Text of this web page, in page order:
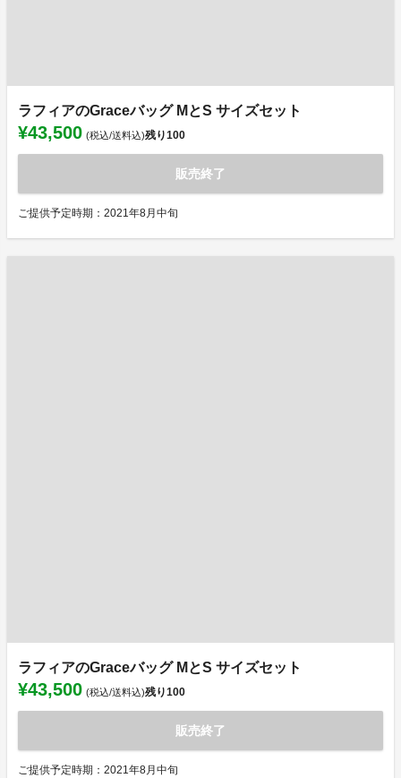
ラフィアのGraceバッグ MとS サイズセット
¥43,500 (税込/送料込)残り100
販売終了
ご提供予定時期：2021年8月中旬
ラフィアのGraceバッグ MとS サイズセット
¥43,500 (税込/送料込)残り100
販売終了
ご提供予定時期：2021年8月中旬